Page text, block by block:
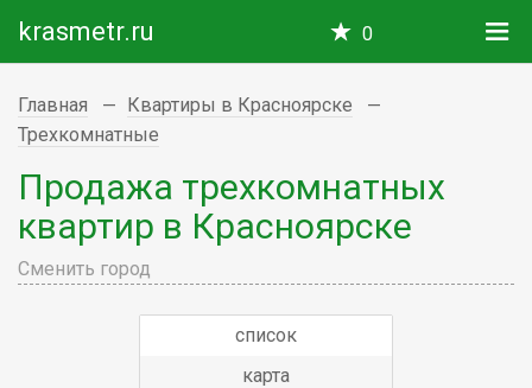
krasmetr.ru 0
Главная
Квартиры в Красноярске
Трехкомнатные
Продажа трехкомнатных
квартир в Красноярске
Сменить город
список
карта